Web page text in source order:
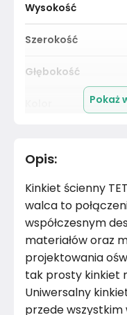
Wysokość
Szerokość
Głębokość
Materiał
Kolor
Marka
Montaż
Rok produkcji
Pokaż
Opis:
Kinkiet ścienny
walca to
współczesnym
materiałów oraz
projektowania
tak prosty kinkiet
Uniwersalny
przede